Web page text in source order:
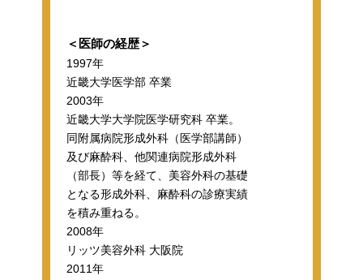
＜医師の経歴＞
1997年
近畿大学医学部 卒業
2003年
近畿大学大学院医学研究科 卒業。
同附属病院形成外科（医学部講師）
及び麻酔科、他関連病院形成外科
（部長）等を経て、美容外科の基礎
となる形成外科、麻酔科の診療実績
を積み重ねる。
2008年
リッツ美容外科 大阪院
2011年